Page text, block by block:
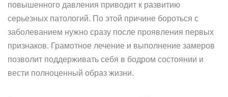
повышенного давления приводит к развитию
серьезных патологий. По этой причине бороться с
заболеванием нужно сразу после проявления первых
признаков. Грамотное лечение и выполнение замеров
позволит поддерживать себя в бодром состоянии и
вести полноценный образ жизни.